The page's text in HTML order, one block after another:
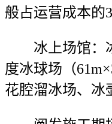
般占运营成本的
冰上场馆：冰
度冰球场（
花腔溜冰场、冰